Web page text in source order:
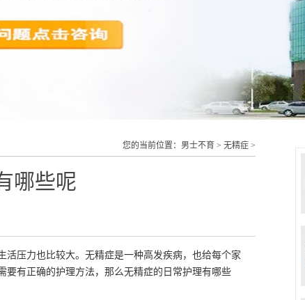
您的当前位置： 男士不育 > 无精症>
哪些呢
活压力也比较大。无精症是一种高发疾病，也给每个家
要有正确的护理方法，那么无精症的日常护理有哪些